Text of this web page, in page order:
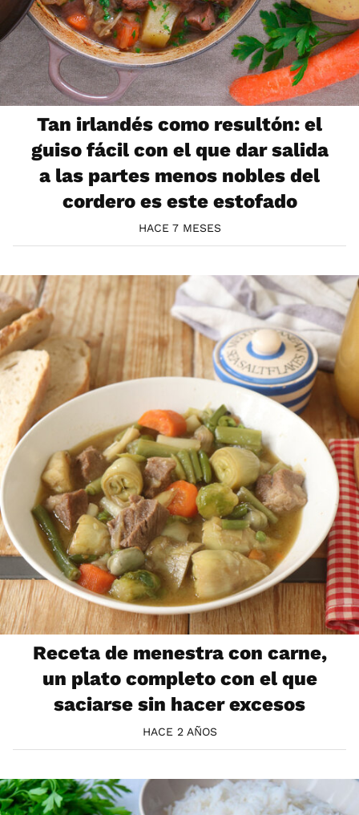
Tan irlandés como resultón: el
guiso fácil con el que dar salida
a las partes menos nobles del
cordero es este estofado
HACE 7 MESES
Receta de menestra con carne,
un plato completo con el que
saciarse sin hacer excesos
HACE 2 AÑOS